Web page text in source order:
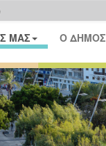
ΜΑΣ Ο ΔΗΜΟΣ